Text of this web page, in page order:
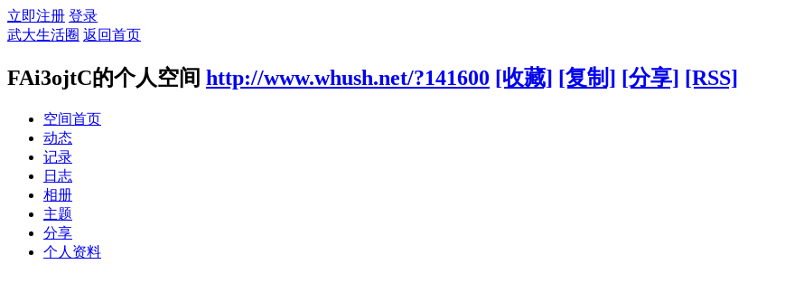
立即注册 登录
武大生活圈 返回首页
FAi3ojtC的个人空间 http://www.whush.net/?141600 [收藏] [复制] [分享] [RSS]
空间首页
动态
记录
日志
相册
主题
分享
个人资料